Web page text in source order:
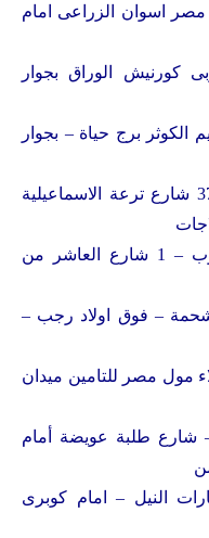
مصر اسوان الزراعى امام
كورنيش الوراق بجوار
الكوثر برج حياة – بجوار
رنين فرع ترعة اسماعيلية : 37 شارع ترعة الاسماعيلية
رنين فرع قليوب : رنين قليوب – 1 شارع العاشر من
– فوق اولاد رجب –
: 255 ش الجلاء مول مصر للتامين ميدان
– شارع طلبة عويضة أمام
النيل – امام كوبرى